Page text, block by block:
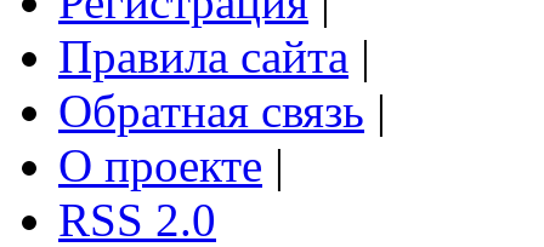
Правила сайта |
Обратная связь |
О проекте |
RSS 2.0